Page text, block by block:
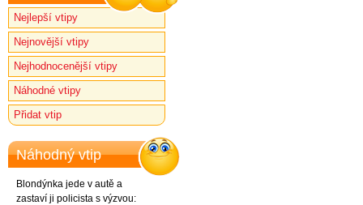
Nejlepší vtipy
Nejnovější vtipy
Nejhodnocenější vtipy
Náhodné vtipy
Přidat vtip
Náhodný vtip
Blondýnka jede v autě a
zastaví ji policista s výzvou: